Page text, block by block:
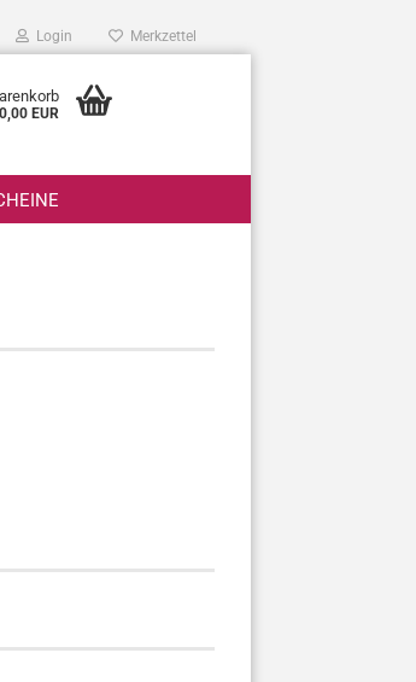
Login Merkzettel
0,00 EUR